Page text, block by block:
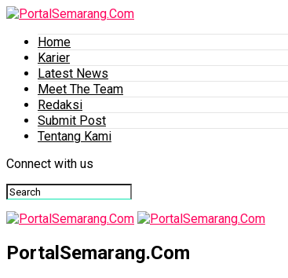
Home
Karier
Latest News
Meet The Team
Redaksi
Submit Post
Tentang Kami
Connect with us
PortalSemarang.Com